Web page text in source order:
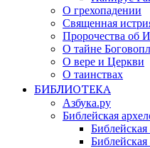
О грехопадении
Священная
Пророчества об
О тайне
О вере и Церкви
О таинствах
БИБЛИОТЕКА
Азбука.ру
Библейская
Библейская